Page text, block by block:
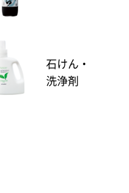
石けん・
洗浄剤